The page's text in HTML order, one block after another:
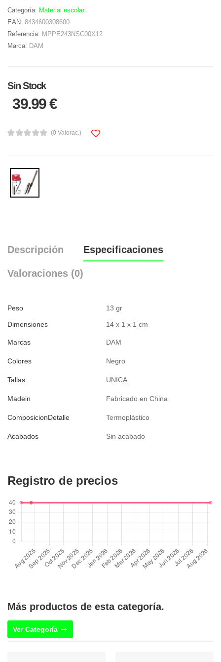
Categoría: Material escolar
EAN: 8434600308600
Referencia: MPPE243NSC00X12
Marca: DAM
Sin Stock
39.99 €
(0 Valorac.)
Descripción Especificaciones
Valoraciones (0)
Peso 13 gr
Dimensiones 14 x 1 x 1 cm
Marcas DAM
Colores Negro
Tallas UNICA
Madein Fabricado en China
ComposicionDetalle Termoplástico
Acabados Sin acabado
Registro de precios
Más productos de esta categoría.
Ver Categoría